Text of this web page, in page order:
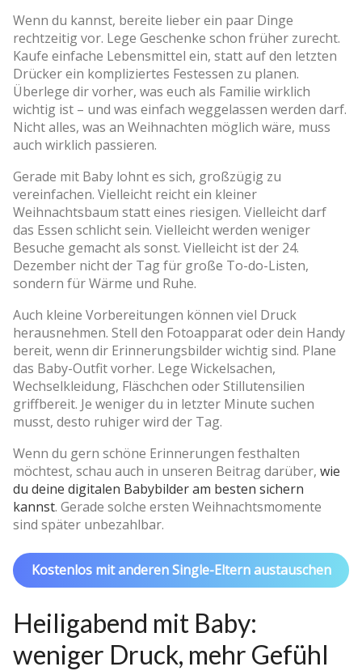
Wenn du kannst, bereite lieber ein paar Dinge
rechtzeitig vor. Lege Geschenke schon früher zurecht.
Kaufe einfache Lebensmittel ein, statt auf den letzten
Drücker ein kompliziertes Festessen zu planen.
Überlege dir vorher, was euch als Familie wirklich
wichtig ist – und was einfach weggelassen werden darf.
Nicht alles, was an Weihnachten möglich wäre, muss
auch wirklich passieren.
Gerade mit Baby lohnt es sich, großzügig zu
vereinfachen. Vielleicht reicht ein kleiner
Weihnachtsbaum statt eines riesigen. Vielleicht darf
das Essen schlicht sein. Vielleicht werden weniger
Besuche gemacht als sonst. Vielleicht ist der 24.
Dezember nicht der Tag für große To-do-Listen,
sondern für Wärme und Ruhe.
Auch kleine Vorbereitungen können viel Druck
herausnehmen. Stell den Fotoapparat oder dein Handy
bereit, wenn dir Erinnerungsbilder wichtig sind. Plane
das Baby-Outfit vorher. Lege Wickelsachen,
Wechselkleidung, Fläschchen oder Stillutensilien
griffbereit. Je weniger du in letzter Minute suchen
musst, desto ruhiger wird der Tag.
Wenn du gern schöne Erinnerungen festhalten
möchtest, schau auch in unseren Beitrag darüber, wie
du deine digitalen Babybilder am besten sichern
kannst. Gerade solche ersten Weihnachtsmomente
sind später unbezahlbar.
Kostenlos mit anderen Single-Eltern austauschen
Heiligabend mit Baby:
weniger Druck, mehr Gefühl